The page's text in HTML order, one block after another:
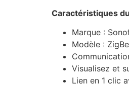
Caractéristiques
Marque :
Modèle :
Visualisez et
Lien en 1 clic